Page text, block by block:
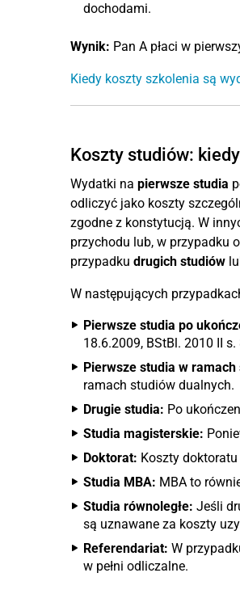
dochodami.
Wynik: Pan A płaci w
Kiedy koszty szkolenia są
Koszty studiów:
Wydatki na pierwsze studia
odliczyć jako koszty
zgodne z konstytucją. W
przychodu lub, w przypadku
przypadku drugich studiów
W następujących
Pierwsze studia po
18.6.2009, BStBl. 2010 II s.
Pierwsze studia w
ramach studiów dualnych.
Drugie studia: Po
Studia magisterskie:
Doktorat: Koszty
Studia MBA: MBA to
Studia równoległe: Jeśli
są uznawane za koszty
Referendariat: W
w pełni odliczalne.